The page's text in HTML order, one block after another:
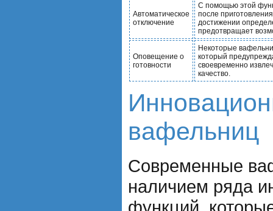
Автоматическое
отключение
С помощью этой
после
достижении
предотвращает
Оповещение о
готовности
Некоторые
который
своевременно
качество.
вафельниц
Современные
наличием ряда